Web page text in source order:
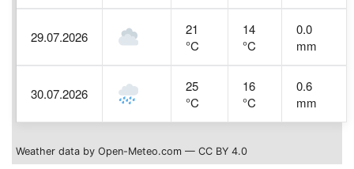
29.07.2026
21
°C
14
°C
0.0
mm
30.07.2026
25
°C
16
°C
0.6
mm
Weather data by Open-Meteo.com — CC BY 4.0